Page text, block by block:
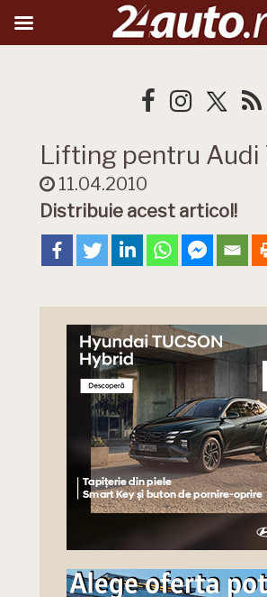
Lifting pentru Audi
11.04.2010
Distribuie acest articol!